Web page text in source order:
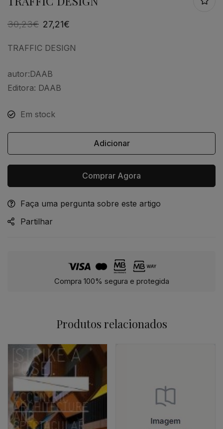
30,23€ 27,21€
TRAFFIC DESIGN
autor:DAAB
Editora: DAAB
Em stock
Adicionar
Comprar Agora
Alternative:
Faça uma pergunta sobre este artigo
Partilhar
Compra 100% segura e protegida
Produtos relacionados